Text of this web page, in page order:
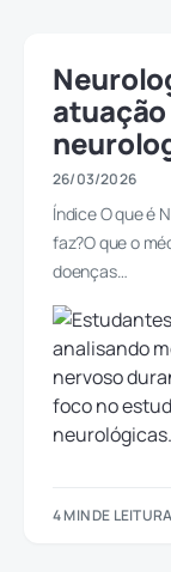
26/03/2026
Índice O que é
faz?O que o
doenças…
4 MIN DE LEITURA